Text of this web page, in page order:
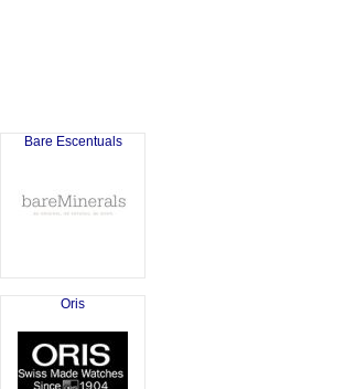
Bare Escentuals
Oris